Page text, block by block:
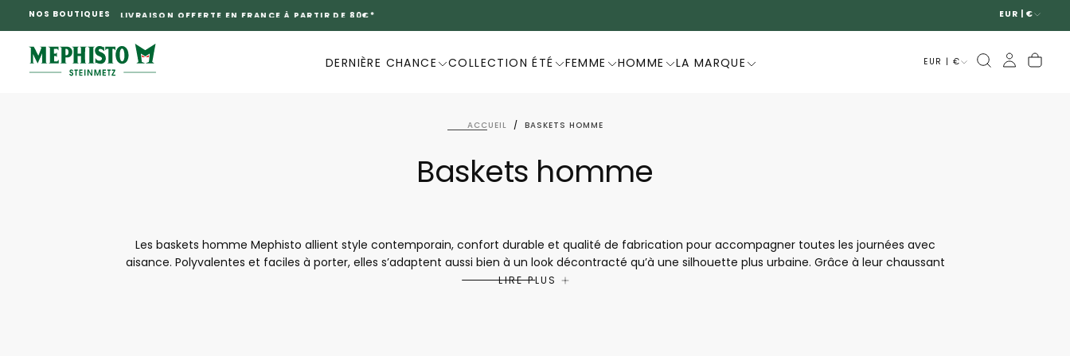
PASSER
AU
NOS BOUTIQUES EUR | €
DERNIÈRE CHANCE COLLECTION ÉTÉ FEMME HOMME LA MARQUE EUR | €
ACCUEIL / BASKETS HOMME
Baskets homme
Les baskets homme Mephisto allient style contemporain, confort durable et qualité de fabrication pour accompagner toutes les journées avec
aisance. Polyvalentes et faciles à porter, elles s’adaptent aussi bien à un look décontracté qu’à une silhouette plus urbaine. Grâce à leur chaussant
soigné, leurs matériaux de qualité et leur conception pensée pour le bien-être, elles offrent un excellent confort de marche au quotidien. Modernes,
LIRE PLUS